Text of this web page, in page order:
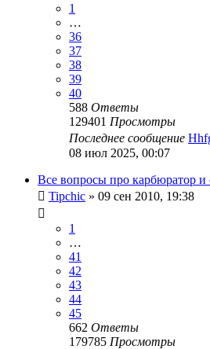
1
…
36
37
38
39
40
588 Ответы
129401 Просмотры
Последнее сообщение
08 июл 2025, 00:07
Все вопросы про карбюратор и
Tipchic » 09 сен 2010, 19:38
1
…
41
42
43
44
45
662 Ответы
179785 Просмотры